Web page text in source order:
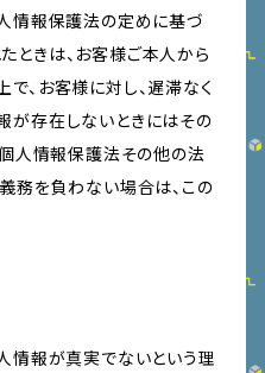
人情報保護法の定めに基づ
ときは、お客様ご本人から
、お客様に対し、遅滞なく
が存在しないときにはその
個人情報保護法その他の法
務を負わない場合は、この
情報が真実でないという理